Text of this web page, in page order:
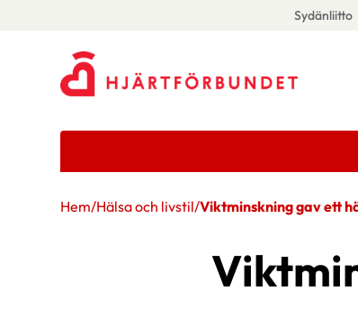
Sydänliitto
Hem/Hälsa och livstil/Viktminskning gav ett